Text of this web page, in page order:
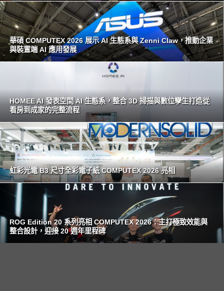
華碩 COMPUTEX 2026 展示 AI 生態系與 Zenni Claw，推動企業
與裝置端 AI 應用發展
HOMEE AI 發表空間 AI 生態系，整合 3D 掃描與數位孿生打造從
看房到成家的完整流程
虹彩光電 B3 尺寸全彩電子紙 COMPUTEX 2026 亮相
ROG Edition 20 系列亮相 COMPUTEX 2026：主打極致效能與
整合設計，迎接 20 週年里程碑